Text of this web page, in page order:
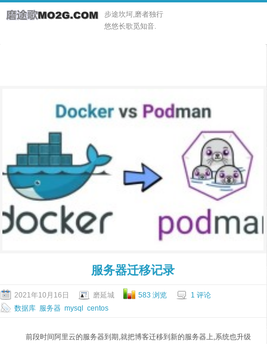
步途坎坷,磨者独行
悠悠长歌觅知音.
服务器迁移记录
2021年10月16日 磨延城 583 浏览
1 评论
数据库 服务器 mysql centos
前段时间阿里云的服务器到期,就把博客迁移到新的服务器上,系统也升级